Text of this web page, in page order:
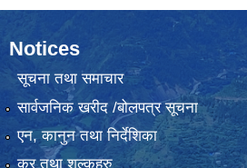
Notices
सूचना तथा समाचार
सार्वजनिक खरीद /बोलपत्र सूचना
एन, कानुन तथा निर्देशिका
कर तथा शुल्कहरु